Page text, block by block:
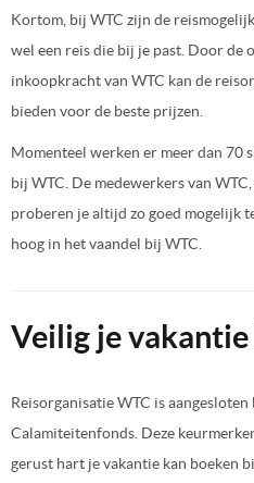
Kortom, bij WTC zijn de
wel een reis die bij je past. Door de
inkoopkracht van WTC kan de
bieden voor de beste prijzen.
Momenteel werken er meer dan 70
bij WTC. De medewerkers van
proberen je altijd zo goed mogelijk
hoog in het vaandel bij WTC.
Veilig je vakantie
Reisorganisatie WTC is aangesloten
Calamiteitenfonds. Deze
gerust hart je vakantie kan boeken